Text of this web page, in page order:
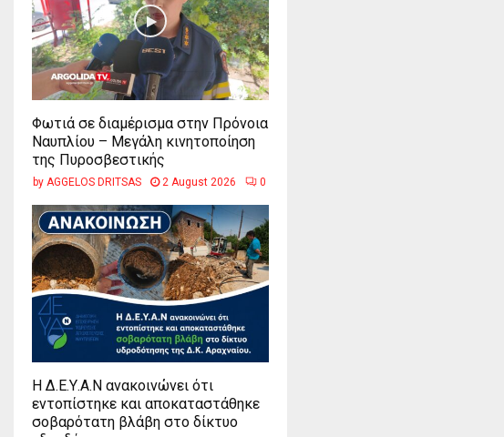
Φωτιά σε διαμέρισμα στην Πρόνοια
Ναυπλίου – Μεγάλη κινητοποίηση
της Πυροσβεστικής
by AGGELOS DRITSAS 2 August 2026 0
Η Δ.Ε.Υ.Α.Ν ανακοινώνει ότι
εντοπίστηκε και αποκαταστάθηκε
σοβαρότατη βλάβη στο δίκτυο